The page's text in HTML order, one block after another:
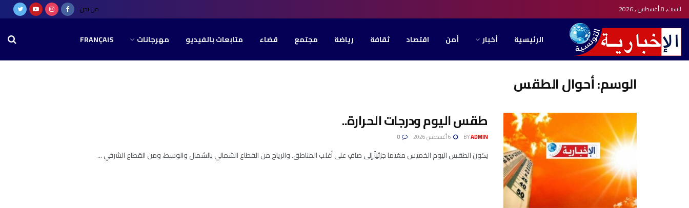
السبت, 8 أغسطس , 2026 من نحن
الرئيسية أخبار أمن اقتصاد ثقافة رياضة مجتمع قضاء متابعات بالفيديو مهرجانات FRANÇAIS
الوسم:أحوال الطقس
طقس اليوم ودرجات الحرارة..
BYADMIN
يكون الطقس اليوم الخميس مغيما جزئياً إلى صافٍ على أغلب المناطق. و​الرياح من القطاع الشمالي بالشمال والوسط، ومن القطاع الشرقي ...